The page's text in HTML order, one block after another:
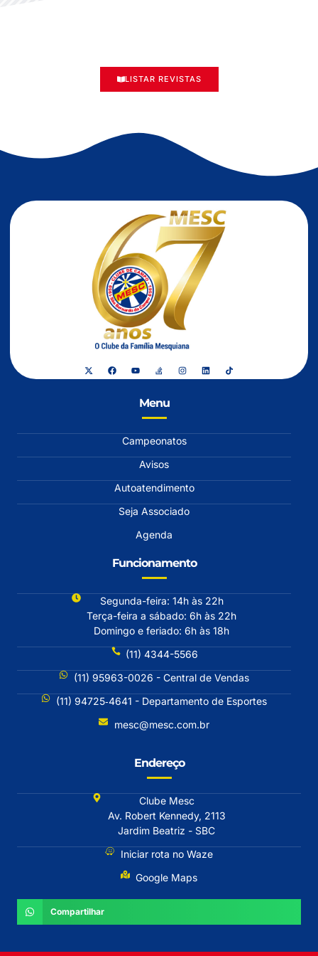
LISTAR REVISTAS
Menu
Campeonatos
Avisos
Autoatendimento
Seja Associado
Agenda
Funcionamento
Segunda-feira: 14h às 22h
Terça-feira a sábado: 6h às 22h
Domingo e feriado: 6h às 18h
(11) 4344-5566
(11) 95963-0026 - Central de Vendas
(11) 94725‐4641 - Departamento de Esportes
mesc@mesc.com.br
Endereço
Clube Mesc
Av. Robert Kennedy, 2113
Jardim Beatriz - SBC
Iniciar rota no Waze
Google Maps
Compartilhar